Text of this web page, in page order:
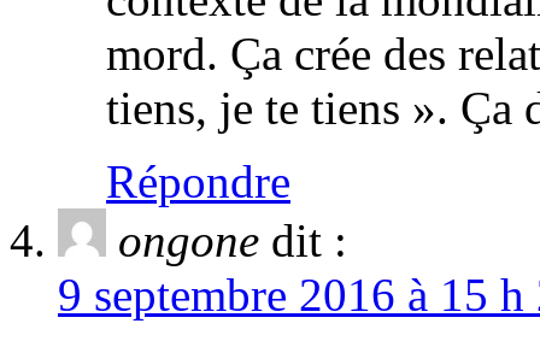
mord. Ça crée des
tiens, je te tiens ». Ça
Répondre
ongone dit :
9 septembre 2016 à 15